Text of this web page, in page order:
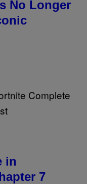
No Longer
in
7